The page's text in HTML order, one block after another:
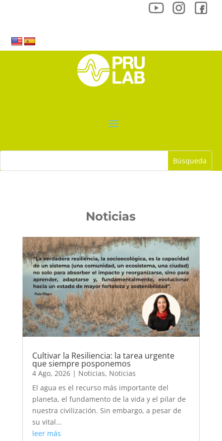
Noticias
Cultivar la Resiliencia: la tarea urgente
que siempre posponemos
4 Ago, 2026| Noticias, Noticias
El agua es el recurso más importante del
planeta, el fundamento de la vida y el pilar de
nuestra civilización. Sin embargo, a pesar de
su vital...
leer más